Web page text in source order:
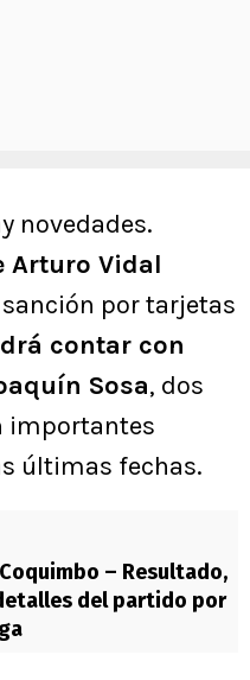
novedades.
Arturo Vidal
por tarjetas
contar con
Sosa, dos
importantes
últimas fechas.
– Resultado,
del partido por